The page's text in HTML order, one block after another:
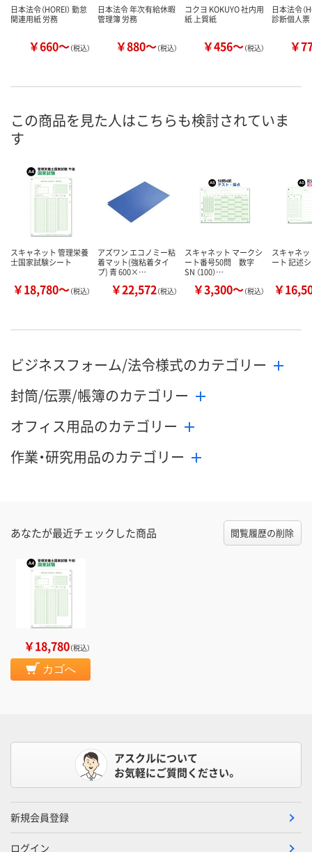
日本法令（HOREI） 勤怠
関連用紙 労務
￥660～（税込）
日本法令 年次有給休暇
管理簿 労務
￥880～（税込）
コクヨ KOKUYO 社内用
紙 上質紙
￥456～（税込）
日本法令（
診断個人票
￥
この商品を見た人はこちらも検討されていま
す
スキャネット 管理栄養
士国家試験シート
￥18,780～（税込）
アズワン エコノミー粘
着マット(強粘着タイ
プ) 青 600×…
￥22,572（税込）
スキャネット マークシ
ート番号50問 数字
SN （100）…
￥3,300～（税込）
スキャネ
ート 記述
￥
ビジネスフォーム/法令様式のカテゴリー
封筒/伝票/帳簿のカテゴリー
オフィス用品のカテゴリー
作業・研究用品のカテゴリー
あなたが最近チェックした商品 閲覧履歴の削除
￥18,780（税込）
カゴへ
アスクルについて
お気軽にご質問ください。
新規会員登録
ログイン